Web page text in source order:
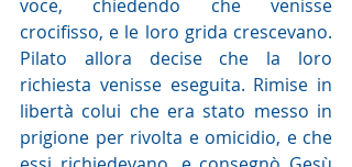
voce, chiedendo che venisse
crocifisso, e le loro grida crescevano.
Pilato allora decise che la loro
richiesta venisse eseguita. Rimise in
libertà colui che era stato messo in
prigione per rivolta e omicidio, e che